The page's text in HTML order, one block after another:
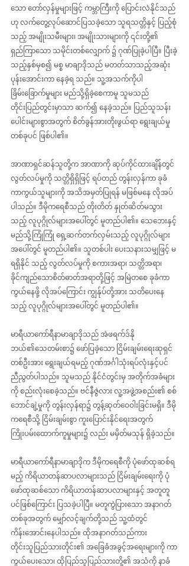
သော တော်လှန်မှုများဖြင့် ကမ္ဘာကြီးကို ပြောင်းလဲနိုင်သည်
ဟု လက်တွေ့လုပ်ဆောင်ပြသခဲ့သော သူရသတ္တိနှင့် ပြည့်စုံ
သည့် အမျိုးသမီးများ၊ အမျိုးသားများကို ၎င်းတို့၏
ရှည်ကြာသော သမိုင်းတစ်လျှောက် ၌ ဂုဏ်ပြုခဲ့ပါပြီ။ ပြီးခဲ့
သည့်နှစ်မှစ၍ မစ္စ မာချာဒိုသည် မတတ်သာသည့်အဆုံး
ပုန်းအောင်းကာ နေခဲ့ရ သည်။ သူ့အသက်ကိုပါ
ခြိမ်းခြောက်မှုများ မည်သို့ရှိခဲ့စေကာမူ သူမသည်
တိုင်းပြည်တွင်းမှာသာ ဆက်၍ နေခဲ့သည်။ ပြည်သူသန်း
ပေါင်းများစွာအတွက် စိတ်ခွန်အားတိုးဖွယ်ရာ ရွေးချယ်မှု
တစ်ခုပင် ဖြစ်ပါ၏။
အာဏာရှင်ဆန်သူတို့က အာဏာကို ဆုပ်ကိုင်ထားချိန်တွင်
လွတ်လပ်မှုကို သတ္တိရှိရှိဖြင့် ရပ်တည် တွန်းလှန်ကာ ခုခံ
ကာကွယ်သူများကို အသိအမှတ်ပြုရန် မဖြစ်မနေ လိုအပ်
ပါသည်။ ဒီမိုကရေစီသည် တိုးတိတ် နှုတ်ဆိတ်မသွား
သည့် လူပုဂ္ဂိုလ်များအပေါ်တွင် မူတည်ပါ၏။ သေဘေးနှင့်
မည်သို့ကြုံကြုံ ‌‌ရှေ့ဆက်တက်လှမ်းသည့် လူပုဂ္ဂိုလ်များ
အပေါ်တွင် မူတည်ပါ၏။ သူတစ်ပါး ပေးသနားသမျှဖြင့် မ
ရရှိနိုင် သည့် လွတ်လပ်မှုကို စကားအရာ၊ သတ္တိအရာ၊
ခိုင်ကျည်သောစိတ်ဓာတ်အရာတို့ဖြင့် အမြဲတစေ ခုခံကာ
ကွယ်နေဖို့ လိုအပ်ကြောင်း ကျွန်ုပ်တို့အား သတိပေးနေ
သည့် လူပုဂ္ဂိုလ်များအပေါ်တွင် မူတည်ပါ၏။
မာရီယာကော်ရီနာမာချာဒိုသည် အဲဖရက်ဒ်နို
ဘယ်၏သေတမ်းစာ၌ ဖော်ပြခဲ့သော ငြိမ်းချမ်းရေးဆုရှင်
တစ်ဦးအား ရွေးချယ်ရမည့် ဂုဏ်အင်္ဂါသုံးရပ်လုံးနှင့်ပင်
ညီညွတ်ပါသည်။ သူမသည် နိုင်ငံတွင်းမှ အတိုက်အခံများ
ကို စည်းလုံးစေခဲ့သည်။ ဗင်နီဇွဲလား လူ့အဖွဲ့အစည်း၏ စစ်
ဘောင်ချဲ့မှုကို တွန်းလှန်ရာ၌ တွန့်ဆုတ်ဝေဝါးခြင်းမရှိ။ ဒီမို
ကရေစီသို့ ငြိမ်းချမ်းစွာ ကူးပြောင်းနိုင်ရေးအတွက်
ကြိုးပမ်းထောက်ကူမှုများ၌ လည်း မမှိတ်မသုန် ရှိခဲ့သည်။
မာရီယာကော်ရီနာမာချာဒိုက ဒီမိုကရေစီကို ပုံ‌ဖော်ထုဆစ်ရ
မည့် ကိရိယာတန်ဆာပလာများသည် ငြိမ်းချမ်းရေးကို ပုံ
ဖော်ထုဆစ်သော ကိရိယာတန်ဆာပလာများနှင့် အတူတူ
ပင်ဖြစ်ကြောင်း ပြသခဲ့ပါပြီ။ မတူကွဲပြားသော အနာဂတ်
တစ်ခုအတွက် မျှော်လင့်ချက်တို့သည် သူ့ထံတွင်
ကိန်းအောင်းနေပါသည်။ ထိုအနာဂတ်သည်ကား
တိုင်းသူပြည်သားတိုင်း၏ အခြေခံအခွင့်အရေးများကို ကာ
ကွယ်ပေးသော၊ ထိုပြည်သူပြည်သားတို့၏ အသံကို နာခံ